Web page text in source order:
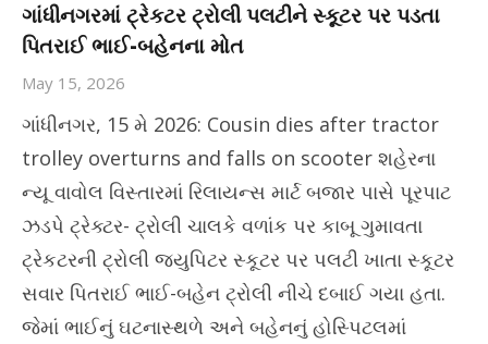
ગાંધીનગરમાં ટ્રેકટર ટ્રોલી પલટીને સ્કૂટર પર પડતા
પિતરાઈ ભાઈ-બહેનના મોત
May 15, 2026
ગાંધીનગર, 15 મે 2026: Cousin dies after tractor
trolley overturns and falls on scooter શહેરના
ન્યૂ વાવોલ વિસ્તારમાં રિલાયન્સ માર્ટ બજાર પાસે પૂરપાટ
ઝડપે ટ્રેક્ટર- ટ્રોલી ચાલકે વળાંક પર કાબૂ ગુમાવતા
ટ્રેકટરની ટ્રોલી જ્યુપિટર સ્કૂટર પર પલટી ખાતા સ્કૂટર
સવાર પિતરાઈ ભાઈ-બહેન ટ્રોલી નીચે દબાઈ ગયા હતા.
જેમાં ભાઈનું ઘટનાસ્થળે અને બહેનનું હોસ્પિટલમાં